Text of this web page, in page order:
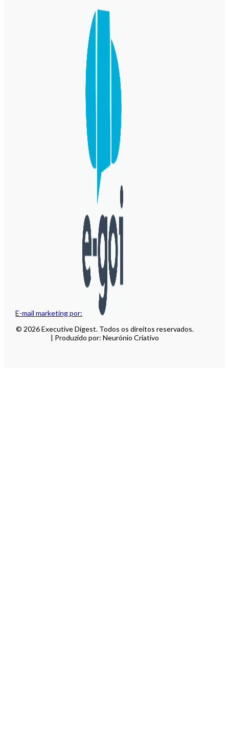
E-mail marketing por:
© 2026 Executive Digest. Todos os direitos reservados.
| Produzido por: Neurónio Criativo